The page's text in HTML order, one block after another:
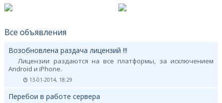
Все объявления
Возобновлена раздача лицензий !!!
Лицензии раздаются на все платформы, за исключением
Android и iPhone.
13-01-2014, 18:29
Перебои в работе сервера